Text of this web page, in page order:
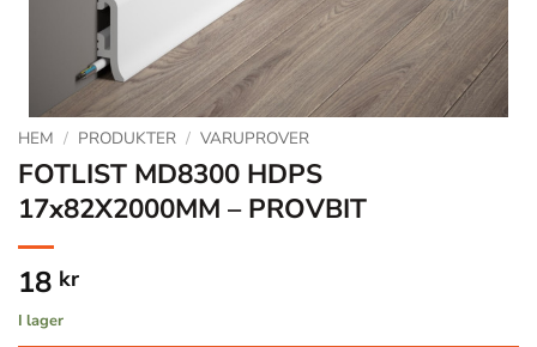
HEM / PRODUKTER / VARUPROVER
FOTLIST MD8300 HDPS
17x82X2000MM – PROVBIT
18 kr
I lager